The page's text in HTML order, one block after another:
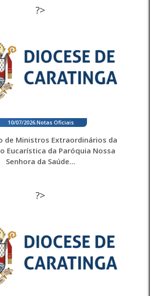
?>
10/07/2026. Notas Oficiais
de Ministros Extraordinários da
Eucarística da Paróquia Nossa
Senhora da Saúde...
?>